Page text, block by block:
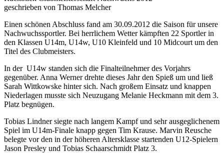
geschrieben von Thomas Melcher
Einen schönen Abschluss fand am 30.09.2012 die Saison für unsere
Nachwuchssportler. Bei herrlichem Wetter kämpften 22 Sportler in
den Klassen U14m, U14w, U10 Kleinfeld und 10 Midcourt um den
Titel des Clubmeisters.
In der U14w standen sich die Finalteilnehmer des Vorjahrs
gegenüber. Anna Werner drehte dieses Jahr den Spieß um und ließ
Sarah Wittkowske hinter sich. Nach großem Einsatz und knappen
Niederlagen musste sich Neuzugang Melanie Heckmann mit dem 3.
Platz begnügen.
Tobias Lindner siegte nach langem Kampf und sehr ausgeglichenem
Spiel im U14m-Finale knapp gegen Tim Krause. Marvin Reusche
belegte vor den in der höheren Altersklasse startenden U12-Spielern
Jason Presley und Tobias Schaarschmidt Platz 3.